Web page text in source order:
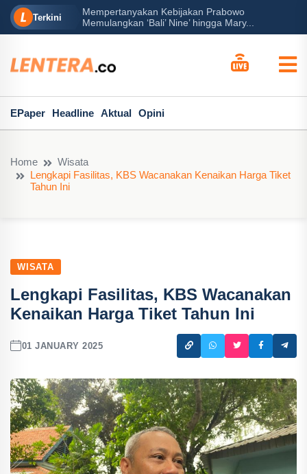
Terkini
Mempertanyakan Kebijakan Prabowo
Memulangkan ‘Bali’ Nine’ hingga Mary...
EPaper Headline Aktual Opini
Home
Wisata
Lengkapi Fasilitas, KBS Wacanakan Kenaikan Harga Tiket
Tahun Ini
WISATA
Lengkapi Fasilitas, KBS Wacanakan
Kenaikan Harga Tiket Tahun Ini
01 JANUARY 2025